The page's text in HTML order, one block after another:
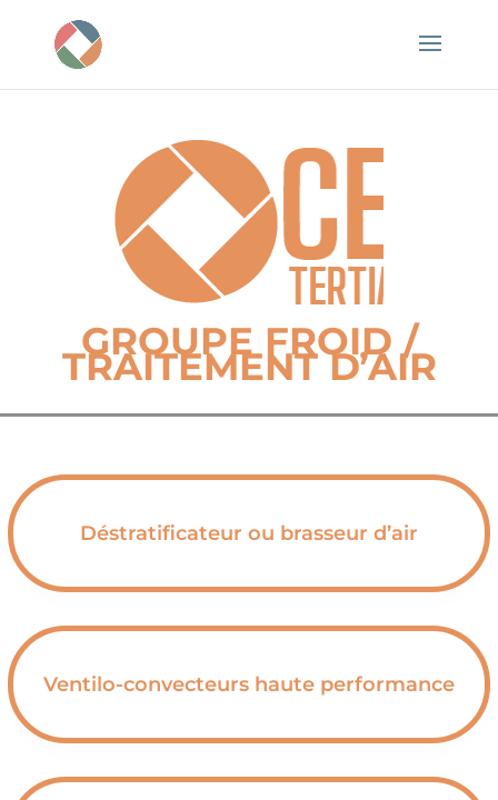
GROUPE FROID /
TRAITEMENT D’AIR
Déstratificateur ou brasseur d’air
Ventilo-convecteurs haute performance